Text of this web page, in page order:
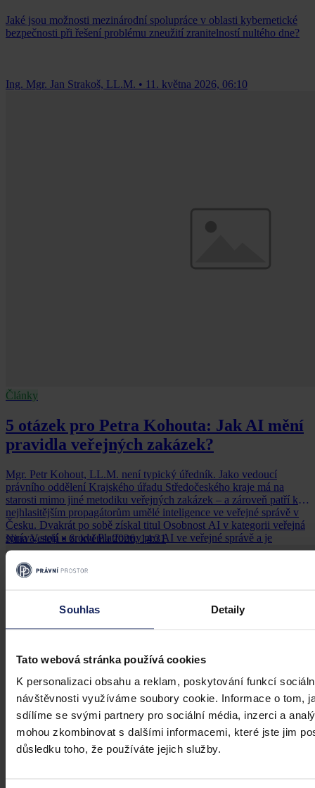
Souhlas Detaily
Tato webová stránka používá cookies
K personalizaci obsahu a reklam, poskytování funkcí
návštěvnosti využíváme soubory cookie. Informace o tom,
sdílíme se svými partnery pro sociální média, inzerci a
mohou zkombinovat s dalšími informacemi, které jste jim
důsledku toho, že používáte jejich služby.
Jaké jsou možnosti mezinárodní spolupráce v oblasti kybernetické
bezpečnosti při řešení problému zneužití zranitelností nultého dne?
Ing. Mgr. Jan Strakoš, LL.M. • 11. května 2026, 06:10
Články
5 otázek pro Petra Kohouta: Jak AI mění
pravidla veřejných zakázek?
Mgr. Petr Kohout, LL.M. není typický úředník. Jako vedoucí
právního oddělení Krajského úřadu Středočeského kraje má na
starosti mimo jiné metodiku veřejných zakázek – a zároveň patří k
nejhlasitějším propagátorům umělé inteligence ve veřejné správě v
Česku. Dvakrát po sobě získal titul Osobnost AI v kategorii veřejná
správa, stojí u zrodu Platformy pro AI ve veřejné správě a je
spoluautorem e-booku Nástroje AI ve veřejné správě. Na Kongresu
Právní prostor 2026, který se konal 28.-29. dubna 2026, vystoupil s
příspěvkem „Umělá inteligence ve veřejných zakázkách".
Nina Veselá • 6. května 2026, 14:31